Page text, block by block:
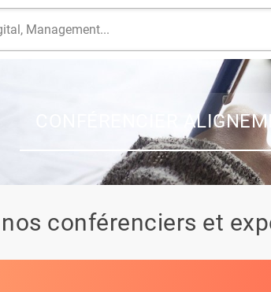
CONFÉRENCIER
conférenciers et